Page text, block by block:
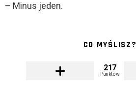
– Minus jeden.
CO MYŚLISZ?
217
Punktów